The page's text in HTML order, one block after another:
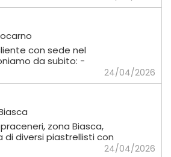
- Comprovata
in maniera autonoma -
di base -
in Trasferta in
- Contratti
alle necessità del
con sede nel
da subito: -
- Installazione e
elettrici civili e
e montaggio di
interruttori e altri
di cavi, canaline e
- Verifica, collaudo e
impianti secondo le
Lettura e
24/04/2026
zona Biasca,
di diversi piastrellisti con
si lavorerà su
24/04/2026